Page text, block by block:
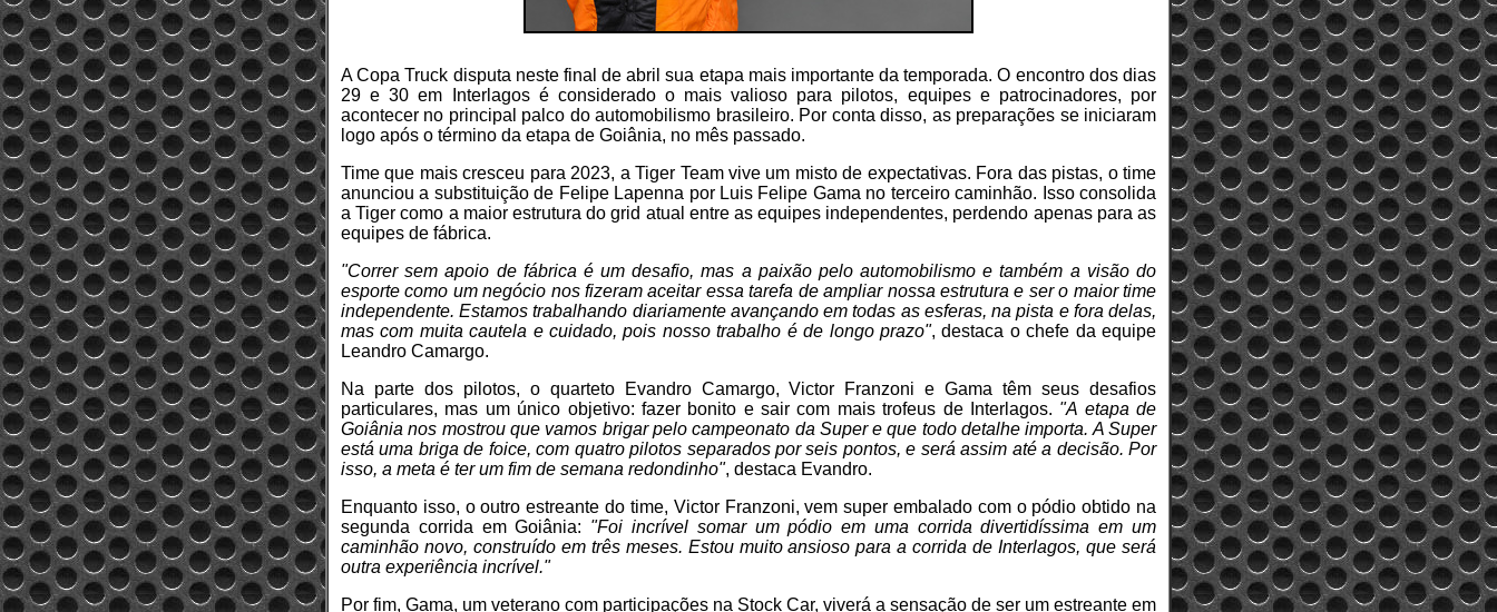
A Copa Truck disputa neste final de abril sua etapa mais importante da temporada. O encontro dos dias
29 e 30 em Interlagos é considerado o mais valioso para pilotos, equipes e patrocinadores, por
acontecer no principal palco do automobilismo brasileiro. Por conta disso, as preparações se iniciaram
logo após o término da etapa de Goiânia, no mês passado.
Time que mais cresceu para 2023, a Tiger Team vive um misto de expectativas. Fora das pistas, o time
anunciou a substituição de Felipe Lapenna por Luis Felipe Gama no terceiro caminhão. Isso consolida
a Tiger como a maior estrutura do grid atual entre as equipes independentes, perdendo apenas para as
equipes de fábrica.
"Correr sem apoio de fábrica é um desafio, mas a paixão pelo automobilismo e também a visão do
esporte como um negócio nos fizeram aceitar essa tarefa de ampliar nossa estrutura e ser o maior time
independente. Estamos trabalhando diariamente avançando em todas as esferas, na pista e fora delas,
mas com muita cautela e cuidado, pois nosso trabalho é de longo prazo", destaca o chefe da equipe
Leandro Camargo.
Na parte dos pilotos, o quarteto Evandro Camargo, Victor Franzoni e Gama têm seus desafios
particulares, mas um único objetivo: fazer bonito e sair com mais trofeus de Interlagos. "A etapa de
Goiânia nos mostrou que vamos brigar pelo campeonato da Super e que todo detalhe importa. A Super
está uma briga de foice, com quatro pilotos separados por seis pontos, e será assim até a decisão. Por
isso, a meta é ter um fim de semana redondinho", destaca Evandro.
Enquanto isso, o outro estreante do time, Victor Franzoni, vem super embalado com o pódio obtido na
segunda corrida em Goiânia: "Foi incrível somar um pódio em uma corrida divertidíssima em um
caminhão novo, construído em três meses. Estou muito ansioso para a corrida de Interlagos, que será
outra experiência incrível."
Por fim, Gama, um veterano com participações na Stock Car, viverá a sensação de ser um estreante em